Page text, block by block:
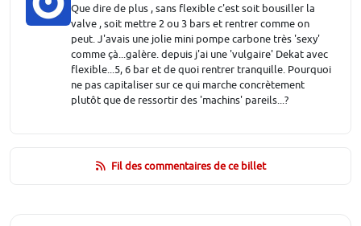
Que dire de plus , sans flexible c'est soit bousiller la
valve , soit mettre 2 ou 3 bars et rentrer comme on
peut. J'avais une jolie mini pompe carbone très 'sexy'
comme çà...galère. depuis j'ai une 'vulgaire' Dekat avec
flexible...5, 6 bar et de quoi rentrer tranquille. Pourquoi
ne pas capitaliser sur ce qui marche concrètement
plutôt que de ressortir des 'machins' pareils...?
Fil des commentaires de ce billet